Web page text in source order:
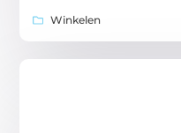
Winkelen